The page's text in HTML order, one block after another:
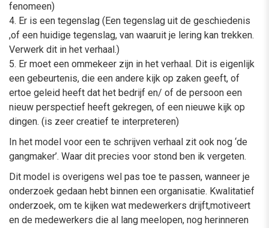
fenomeen)
4. Er is een tegenslag (Een tegenslag uit de geschiedenis
,of een huidige tegenslag, van waaruit je lering kan trekken.
Verwerk dit in het verhaal.)
5. Er moet een ommekeer zijn in het verhaal. Dit is eigenlijk
een gebeurtenis, die een andere kijk op zaken geeft, of
ertoe geleid heeft dat het bedrijf en/ of de persoon een
nieuw perspectief heeft gekregen, of een nieuwe kijk op
dingen. (is zeer creatief te interpreteren)
In het model voor een te schrijven verhaal zit ook nog ‘de
gangmaker’. Waar dit precies voor stond ben ik vergeten.
Dit model is overigens wel pas toe te passen, wanneer je
onderzoek gedaan hebt binnen een organisatie. Kwalitatief
onderzoek, om te kijken wat medewerkers drijft,motiveert
en de medewerkers die al lang meelopen, nog herinneren